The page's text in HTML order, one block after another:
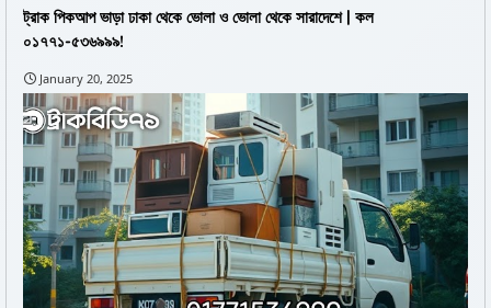
ট্রাক পিকআপ ভাড়া ঢাকা থেকে ভোলা ও ভোলা থেকে সারাদেশে | কল
০১৭৭১-৫৩৬৯৯৯!
January 20, 2025